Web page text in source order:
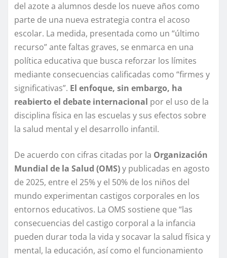
del azote a alumnos desde los nueve años como
parte de una nueva estrategia contra el acoso
escolar. La medida, presentada como un “último
recurso” ante faltas graves, se enmarca en una
política educativa que busca reforzar los límites
mediante consecuencias calificadas como “firmes y
significativas”. El enfoque, sin embargo, ha
reabierto el debate internacional por el uso de la
disciplina física en las escuelas y sus efectos sobre
la salud mental y el desarrollo infantil.
De acuerdo con cifras citadas por la Organización
Mundial de la Salud (OMS)y publicadas en agosto
de 2025, entre el 25% y el 50% de los niños del
mundo experimentan castigos corporales en los
entornos educativos. La OMS sostiene que “las
consecuencias del castigo corporal a la infancia
pueden durar toda la vida y socavar la salud física y
mental, la educación, así como el funcionamiento